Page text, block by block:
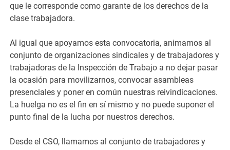
que le corresponde como garante de los derechos de la
clase trabajadora.
Al igual que apoyamos esta convocatoria, animamos al
conjunto de organizaciones sindicales y de trabajadores y
trabajadoras de la Inspección de Trabajo a no dejar pasar
la ocasión para movilizarnos, convocar asambleas
presenciales y poner en común nuestras reivindicaciones.
La huelga no es el fin en sí mismo y no puede suponer el
punto final de la lucha por nuestros derechos.
Desde el CSO, llamamos al conjunto de trabajadores y